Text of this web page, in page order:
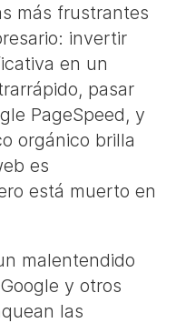
más frustrantes
invertir
en un
pasar
PageSpeed, y
orgánico brilla
es
está muerto en
malentendido
y otros
las